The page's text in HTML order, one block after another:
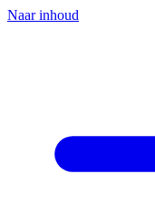
Naar inhoud